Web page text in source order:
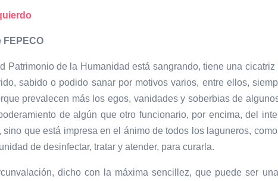
FEPECO
Patrimonio de la Humanidad está sangrando, tiene una
sabido o podido sanar por motivos varios, entre ellos,
prevalecen más los egos, vanidades y soberbias de
de algún que otro funcionario, por encima, del
sino que está impresa en el ánimo de todos los laguneros,
de desinfectar, tratar y atender, para curarla.
dicho con la máxima sencillez, que puede ser una